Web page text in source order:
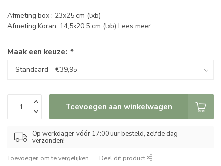
Afmeting box : 23x25 cm (lxb)
Afmeting Koran: 14,5x20,5 cm (lxb) Lees meer.
Maak een keuze: *
Toevoegen aan winkelwagen
Op werkdagen vóór 17:00 uur besteld, zelfde dag
verzonden!
Toevoegen om te vergelijken Deel dit product